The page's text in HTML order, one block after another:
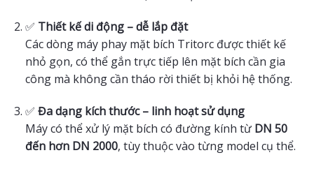
✅ Thiết kế di động – dễ lắp đặt
Các dòng máy phay mặt bích Tritorc được thiết kế
nhỏ gọn, có thể gắn trực tiếp lên mặt bích cần gia
công mà không cần tháo rời thiết bị khỏi hệ thống.
✅ Đa dạng kích thước – linh hoạt sử dụng
Máy có thể xử lý mặt bích có đường kính từ DN 50
đến hơn DN 2000, tùy thuộc vào từng model cụ thể.